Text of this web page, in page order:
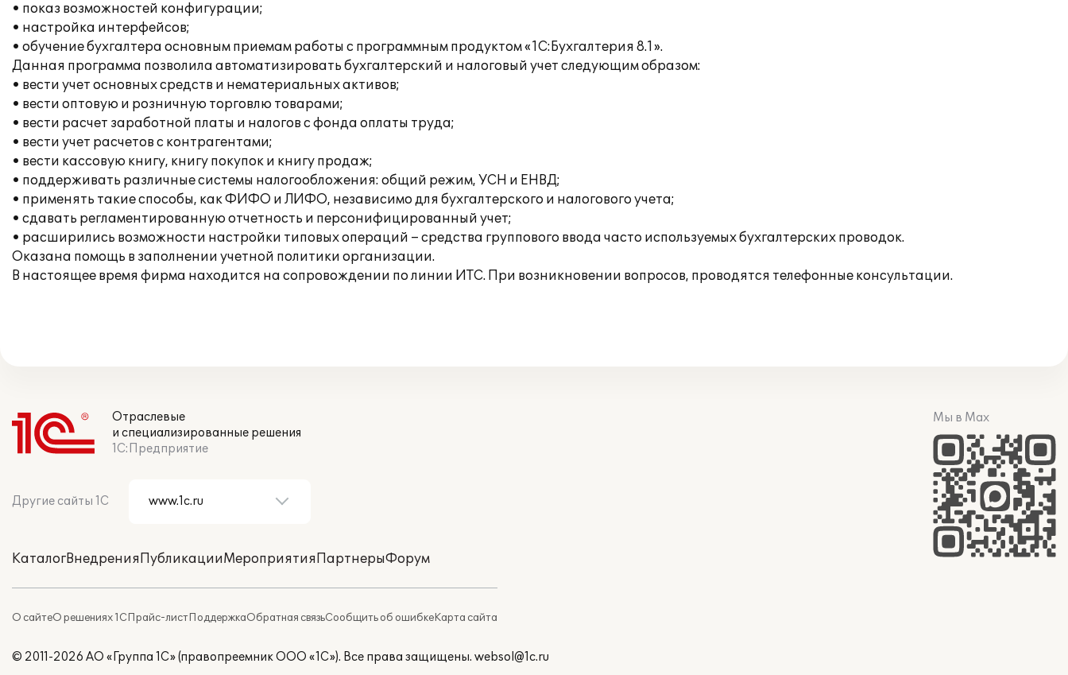
• показ возможностей конфигурации;
• настройка интерфейсов;
• обучение бухгалтера основным приемам работы с программным продуктом «1С:Бухгалтерия 8.1».
Данная программа позволила автоматизировать бухгалтерский и налоговый учет следующим образом:
• вести учет основных средств и нематериальных активов;
• вести оптовую и розничную торговлю товарами;
• вести расчет заработной платы и налогов с фонда оплаты труда;
• вести учет расчетов с контрагентами;
• вести кассовую книгу, книгу покупок и книгу продаж;
• поддерживать различные системы налогообложения: общий режим, УСН и ЕНВД;
• применять такие способы, как ФИФО и ЛИФО, независимо для бухгалтерского и налогового учета;
• сдавать регламентированную отчетность и персонифицированный учет;
• расширились возможности настройки типовых операций – средства группового ввода часто используемых бухгалтерских проводок.
Оказана помощь в заполнении учетной политики организации.
В настоящее время фирма находится на сопровождении по линии ИТС. При возникновении вопросов, проводятся телефонные консультации.
Отраслевые
и специализированные решения
1С:Предприятие
Другие сайты 1С
КаталогВнедренияПубликацииМероприятияПартнерыФорум
О сайтеО решениях 1СПрайс-листПоддержкаОбратная связьСообщить об ошибкеКарта сайта
Мы в Max
© 2011-2026 АО «Группа 1С» (правопреемник ООО «1С»). Все права защищены. websol@1c.ru